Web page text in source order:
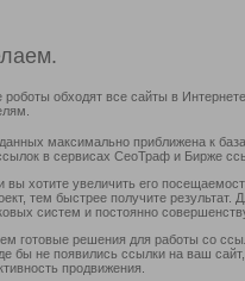
обходят все сайты в
максимально приближена к
в сервисах СеоТраф и Бирже
вы хотите увеличить его
тем быстрее получите
систем и постоянно
готовые решения для работы со
бы не появились ссылки на ваш
продвижения.